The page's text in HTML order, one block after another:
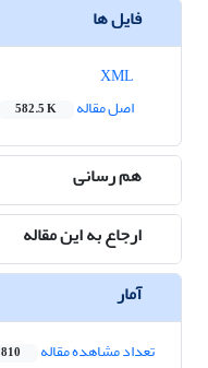
فایل ها
اصل مقاله
582.5 K
هم رسانی
ارجاع به این مقاله
آمار
تعداد مشاهده مقاله 810